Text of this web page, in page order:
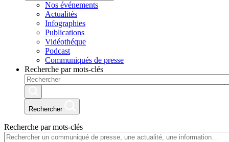
Nos événements
Actualités
Infographies
Publications
Vidéothéque
Podcast
Communiqués de presse
Recherche par mots-clés
Rechercher
Recherche par mots-clés